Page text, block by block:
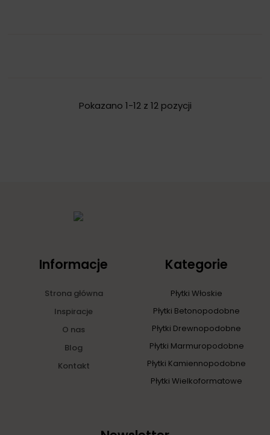
Pokazano 1-12 z 12 pozycji
Informacje
Strona główna
Inspiracje
O nas
Blog
Kontakt
Kategorie
Płytki Włoskie
Płytki Betonopodobne
Płytki Drewnopodobne
Płytki Marmuropodobne
Płytki Kamiennopodobne
Płytki Wielkoformatowe